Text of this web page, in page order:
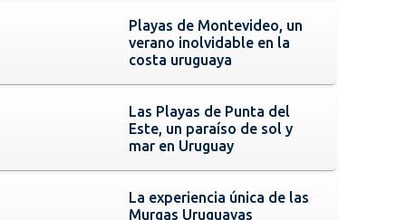
Playas de Montevideo, un
verano inolvidable en la
costa uruguaya
Las Playas de Punta del
Este, un paraíso de sol y
mar en Uruguay
La experiencia única de las
Murgas Uruguayas